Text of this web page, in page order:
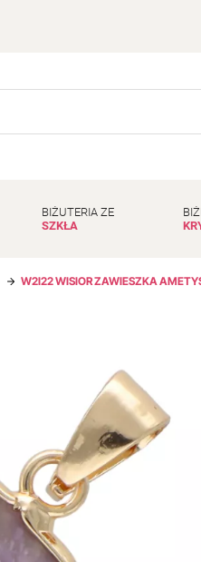
BIŻUTERIA ZE
SZKŁA
W2I22 WISIOR ZAWIESZKA